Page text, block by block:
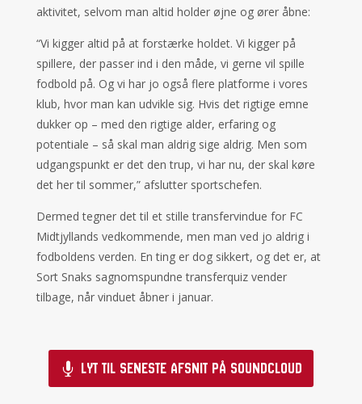
aktivitet, selvom man altid holder øjne og ører åbne:
“Vi kigger altid på at forstærke holdet. Vi kigger på
spillere, der passer ind i den måde, vi gerne vil spille
fodbold på. Og vi har jo også flere platforme i vores
klub, hvor man kan udvikle sig. Hvis det rigtige emne
dukker op – med den rigtige alder, erfaring og
potentiale – så skal man aldrig sige aldrig. Men som
udgangspunkt er det den trup, vi har nu, der skal køre
det her til sommer,” afslutter sportschefen.
Dermed tegner det til et stille transfervindue for FC
Midtjyllands vedkommende, men man ved jo aldrig i
fodboldens verden. En ting er dog sikkert, og det er, at
Sort Snaks sagnomspundne transferquiz vender
tilbage, når vinduet åbner i januar.
Lyt til seneste afsnit på Soundcloud